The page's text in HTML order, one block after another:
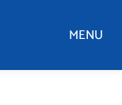
MENU